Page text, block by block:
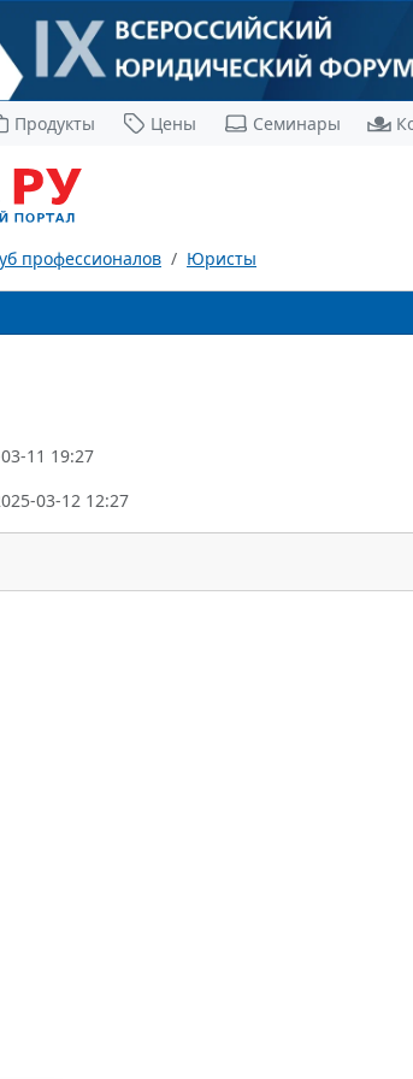
Продукты Цены Семинары
профессионалов Юристы
11 19:27
03-12 12:27